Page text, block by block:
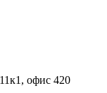
офис 420